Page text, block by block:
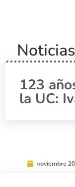
Noticias
123
la UC:
noviembre